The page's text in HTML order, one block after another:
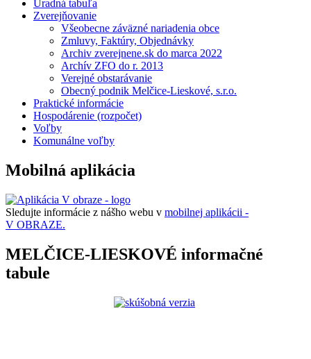
Úradná tabuľa
Zverejňovanie
Všeobecne záväzné nariadenia obce
Zmluvy, Faktúry, Objednávky
Archiv zverejnene.sk do marca 2022
Archív ZFO do r. 2013
Verejné obstarávanie
Obecný podnik Melčice-Lieskové, s.r.o.
Praktické informácie
Hospodárenie (rozpočet)
Voľby
Komunálne voľby
Mobilná aplikácia
Sledujte informácie z nášho webu v mobilnej aplikácii -
V OBRAZE.
MELČICE-LIESKOVÉ informačné
tabule